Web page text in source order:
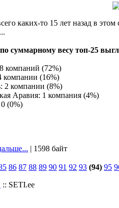
каких-то 15 лет назад в
суммарному весу топ-25
(72%)
компании (16%)
2 компании (8%)
Аравия: 1 компания (4%)
(0%)
| 1598 байт
86 87 88 89 90 91 92 93 (94) 95
:: SETI.ee